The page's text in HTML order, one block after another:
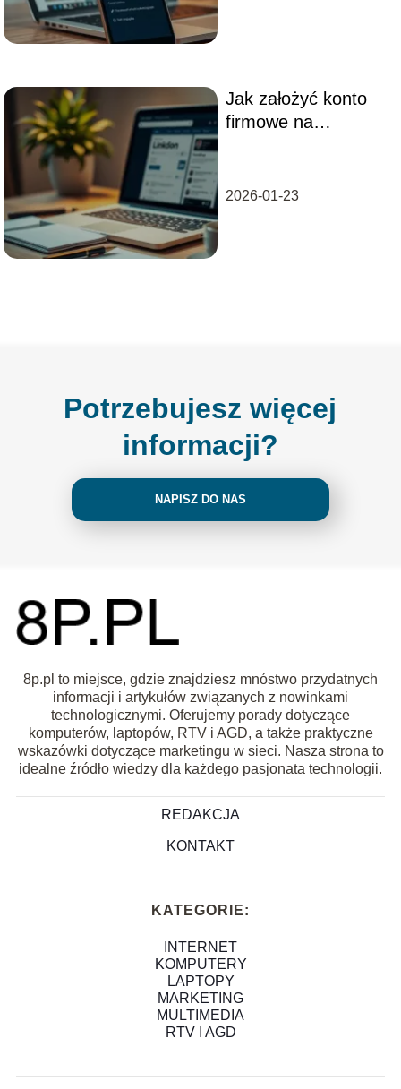
Jak założyć konto
firmowe na
kroku
2026-01-23
Potrzebujesz więcej
informacji?
NAPISZ DO NAS
8p.pl to miejsce, gdzie znajdziesz mnóstwo przydatnych
informacji i artykułów związanych z nowinkami
technologicznymi. Oferujemy porady dotyczące
komputerów, laptopów, RTV i AGD, a także praktyczne
wskazówki dotyczące marketingu w sieci. Nasza strona to
idealne źródło wiedzy dla każdego pasjonata technologii.
REDAKCJA
KONTAKT
KATEGORIE:
INTERNET
KOMPUTERY
LAPTOPY
MARKETING
MULTIMEDIA
RTV I AGD